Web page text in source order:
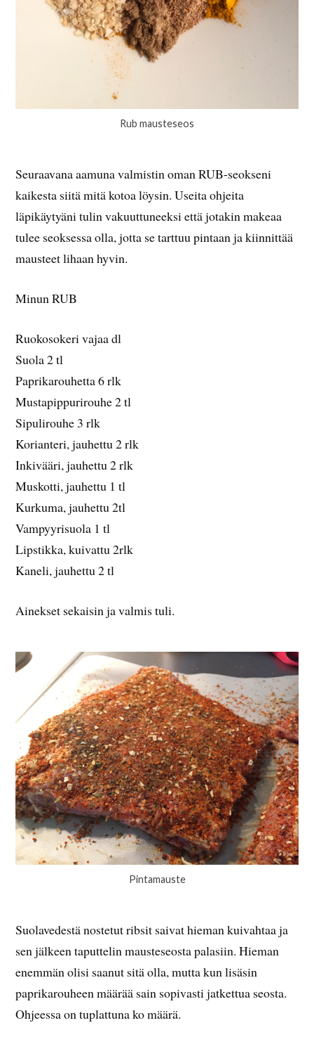
Rub mausteseos
Seuraavana aamuna valmistin oman RUB-seokseni
kaikesta siitä mitä kotoa löysin. Useita ohjeita
läpikäytyäni tulin vakuuttuneeksi että jotakin makeaa
tulee seoksessa olla, jotta se tarttuu pintaan ja kiinnittää
mausteet lihaan hyvin.
Minun RUB
Ruokosokeri vajaa dl
Suola 2 tl
Paprikarouhetta 6 rlk
Mustapippurirouhe 2 tl
Sipulirouhe 3 rlk
Korianteri, jauhettu 2 rlk
Inkivääri, jauhettu 2 rlk
Muskotti, jauhettu 1 tl
Kurkuma, jauhettu 2tl
Vampyyrisuola 1 tl
Lipstikka, kuivattu 2rlk
Kaneli, jauhettu 2 tl
Ainekset sekaisin ja valmis tuli.
Pintamauste
Suolavedestä nostetut ribsit saivat hieman kuivahtaa ja
sen jälkeen taputtelin mausteseosta palasiin. Hieman
enemmän olisi saanut sitä olla, mutta kun lisäsin
paprikarouheen määrää sain sopivasti jatkettua seosta.
Ohjeessa on tuplattuna ko määrä.